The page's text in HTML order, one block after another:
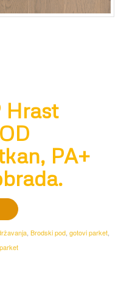
Hrast
PA+
, Brodski pod, gotovi parket,